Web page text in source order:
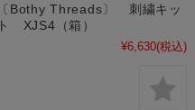
〔Bothy Threads〕 刺繍キッ
ト XJS4（箱）
¥6,630(税込)